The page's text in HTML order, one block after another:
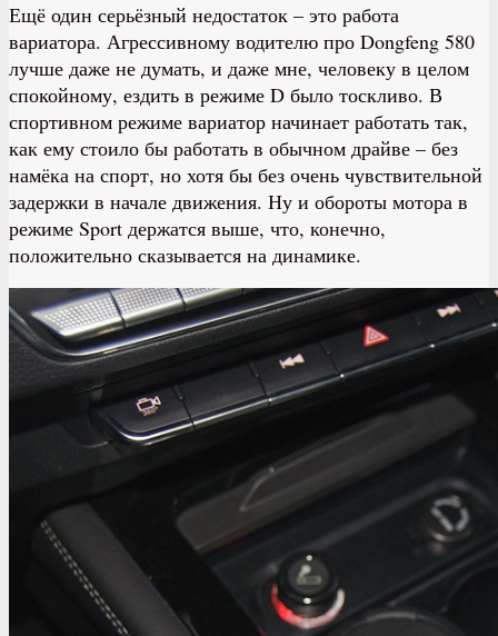
Ещё один серьёзный недостаток – это работа
вариатора. Агрессивному водителю про Dongfeng 580
лучше даже не думать, и даже мне, человеку в целом
спокойному, ездить в режиме D было тоскливо. В
спортивном режиме вариатор начинает работать так,
как ему стоило бы работать в обычном драйве – без
намёка на спорт, но хотя бы без очень чувствительной
задержки в начале движения. Ну и обороты мотора в
режиме Sport держатся выше, что, конечно,
положительно сказывается на динамике.